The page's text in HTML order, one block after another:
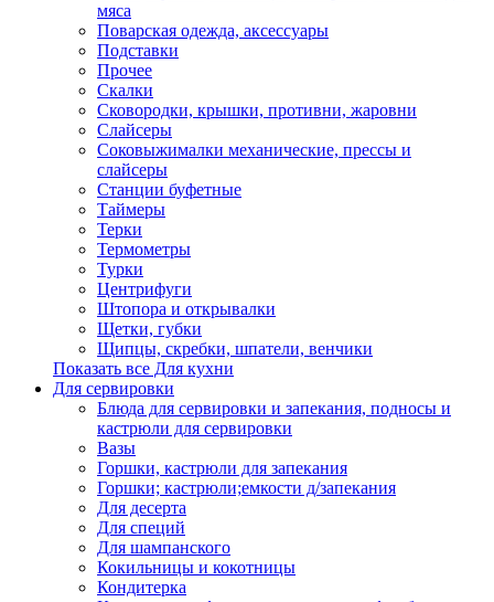
мяса
Поварская одежда, аксессуары
Подставки
Прочее
Скалки
Сковородки, крышки, противни, жаровни
Слайсеры
Соковыжималки механические, прессы и
слайсеры
Станции буфетные
Таймеры
Терки
Термометры
Турки
Центрифуги
Штопора и открывалки
Щетки, губки
Щипцы, скребки, шпатели, венчики
Показать все Для кухни
Для сервировки
Блюда для сервировки и запекания, подносы и
кастрюли для сервировки
Вазы
Горшки, кастрюли для запекания
Горшки; кастрюли;емкости д/запекания
Для десерта
Для специй
Для шампанского
Кокильницы и кокотницы
Кондитерка